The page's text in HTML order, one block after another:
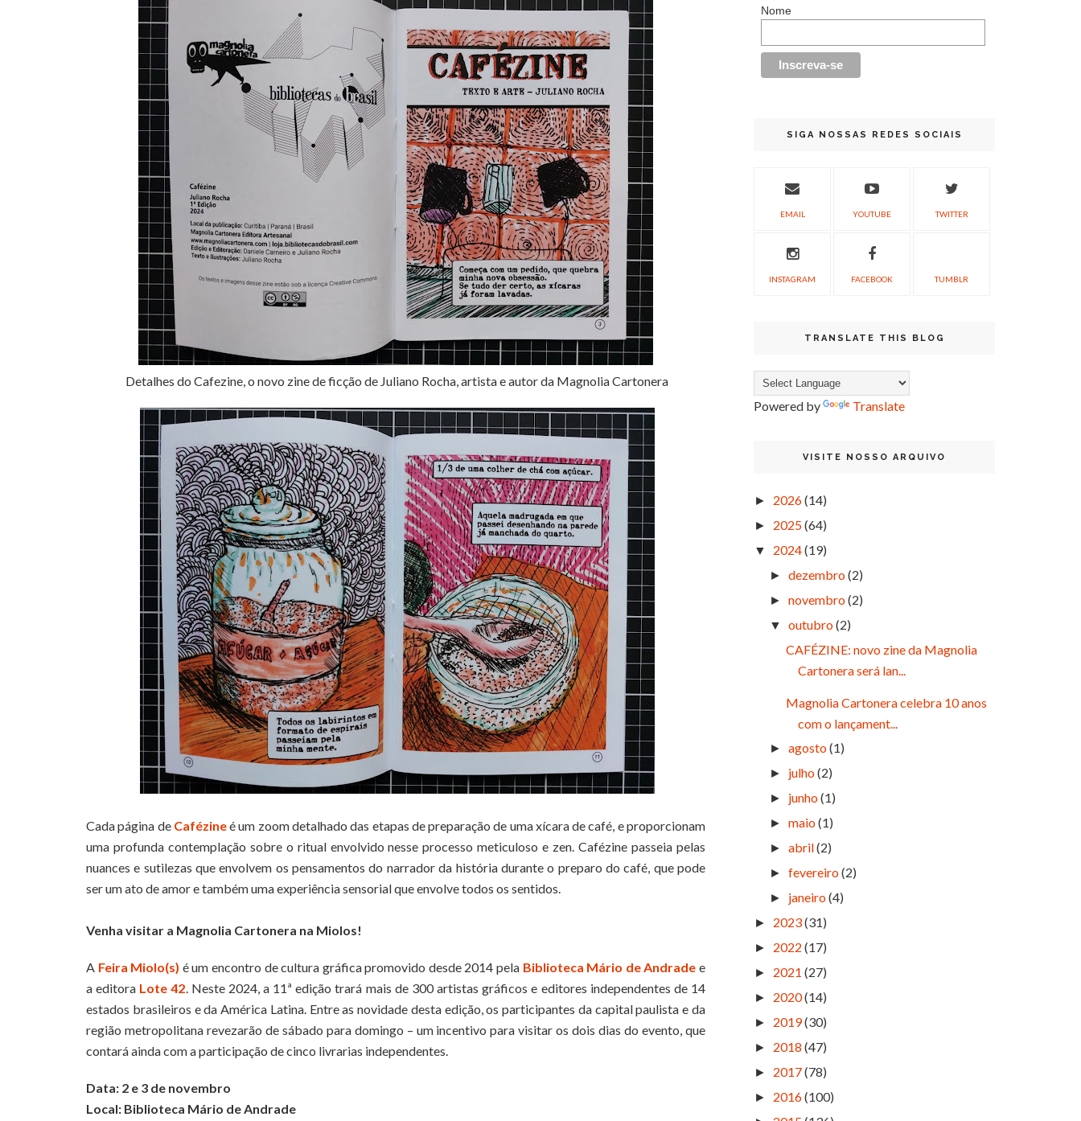
Detalhes do Cafezine, o novo zine de ficção de Juliano Rocha, artista e autor da Magnolia Cartonera
Cada página de Cafézineé um zoom detalhado das etapas de preparação de uma xícara de café, e proporcionam
uma profunda contemplação sobre o ritual envolvido nesse processo meticuloso e zen. Cafézine passeia pelas
nuances e sutilezas que envolvem os pensamentos do narrador da história durante o preparo do café, que pode
ser um ato de amor e também uma experiência sensorial que envolve todos os sentidos.
Venha visitar a Magnolia Cartonera na Miolos!
A Feira Miolo(s) é um encontro de cultura gráfica promovido desde 2014 pela Biblioteca Mário de Andrade e
a editora Lote 42. Neste 2024, a 11ª edição trará mais de 300 artistas gráficos e editores independentes de 14
estados brasileiros e da América Latina. Entre as novidade desta edição, os participantes da capital paulista e da
região metropolitana revezarão de sábado para domingo – um incentivo para visitar os dois dias do evento, que
contará ainda com a participação de cinco livrarias independentes.
Data: 2 e 3 de novembro
Local: Biblioteca Mário de Andrade
Nome
SIGA NOSSAS REDES SOCIAIS
EMAIL YOUTUBE TWITTER
INSTAGRAM FACEBOOK TUMBLR
TRANSLATE THIS BLOG
Powered by Translate
VISITE NOSSO ARQUIVO
► 2026(14)
► 2025(64)
▼ 2024(19)
►dezembro(2)
►novembro(2)
▼ outubro(2)
CAFÉZINE: novo zine da Magnolia
Cartonera será lan...
Magnolia Cartonera celebra 10 anos
com o lançament...
►agosto(1)
► julho(2)
► junho(1)
►maio(1)
►abril(2)
►fevereiro(2)
► janeiro(4)
► 2023(31)
► 2022 (17)
► 2021 (27)
► 2020(14)
► 2019(30)
► 2018 (47)
► 2017(78)
► 2016(100)